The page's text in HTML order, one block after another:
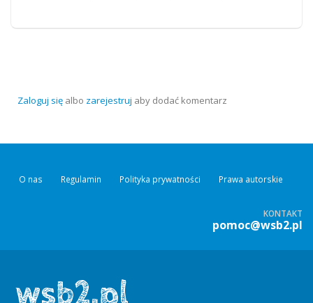
Zaloguj się albo zarejestruj aby dodać komentarz
O nas Regulamin Polityka prywatności Prawa autorskie
KONTAKT
pomoc@wsb2.pl